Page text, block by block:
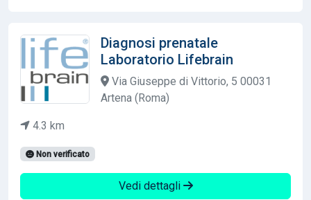
Diagnosi prenatale
Laboratorio Lifebrain
Via Giuseppe di Vittorio, 5 00031
Artena (Roma)
4.3 km
Non verificato
Vedi dettagli